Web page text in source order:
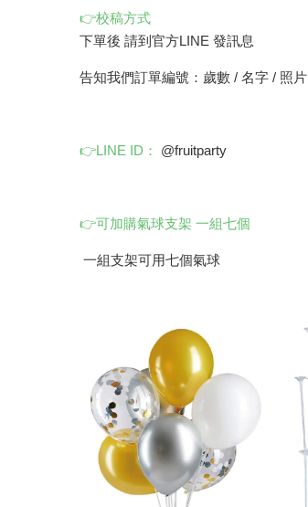
👉校稿方式
下單後 請到官方LINE 發訊息
告知我們訂單編號：歲數 / 名字 / 照片
👉LINE ID： @fruitparty
👉可加購氣球支架 一組七個
一組支架可用七個氣球